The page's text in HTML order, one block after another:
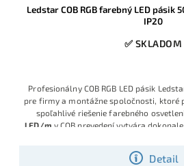
Ledstar COB RGB farebný LED pásik
IP20
✅ SKLADOM
Detail
Profesionálny COB RGB LED pásik
pre firmy a montážne spoločnosti, ktoré
spoľahlivé riešenie farebného
LED/m v COB prevedení vytvára
v interiéri.